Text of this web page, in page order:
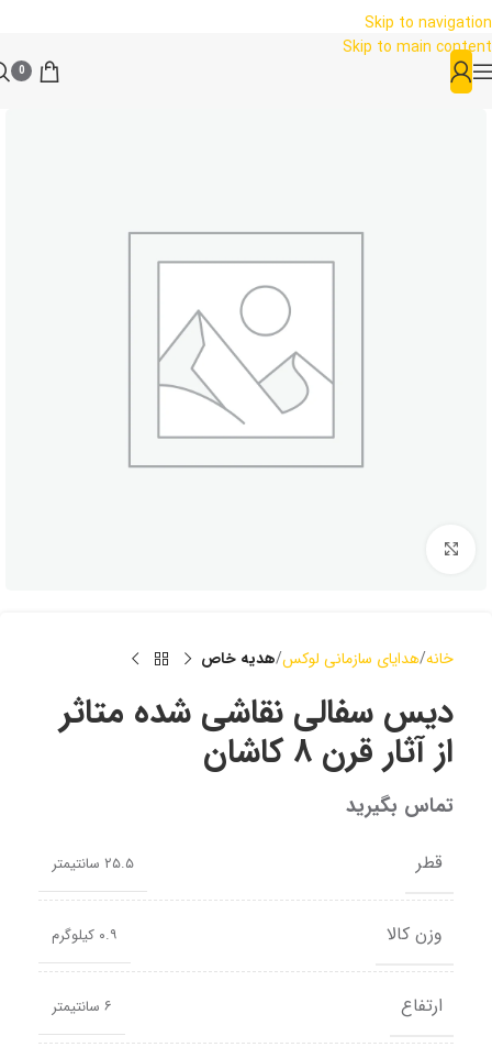
Skip to navigation
Skip to main content
0
خانه هدایای سازمانی لوکس هدیه خاص
دیس سفالی نقاشی شده متاثر
از آثار قرن ۸ کاشان
تماس بگیرید
قطر ۲۵.۵ سانتیمتر
وزن کالا ۰.۹ کیلوگرم
ارتفاع ۶ سانتیمتر